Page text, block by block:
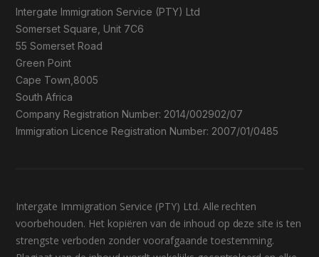
Intergate Immigration Service (PTY) Ltd
Somerset Square, Unit 7C6
55 Somerset Road
Green Point
Cape Town,8005
South Africa
Company Registration Number: 2014/002902/07
Immigration Licence Registration Number: 2007/01/0485
Intergate Immigration Service (PTY) Ltd. Alle rechten
voorbehouden. Het kopiëren van de inhoud op deze site is ten
strengste verboden zonder voorafgaande toestemming.